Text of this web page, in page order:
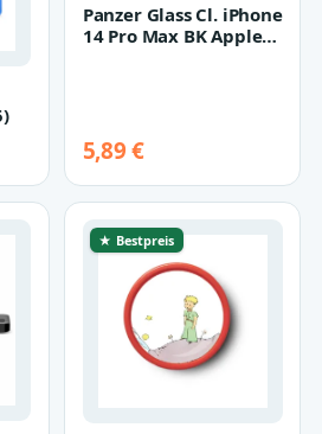
Panzer Glass Cl. iPhone
14 Pro Max BK Apple
5,89 €
★ Bestpreis